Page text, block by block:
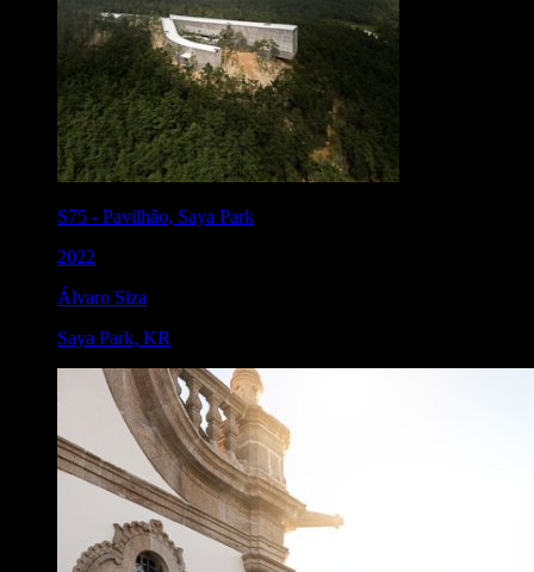
S75 - Pavilhão, Saya Park
2022
Álvaro Siza
Saya Park, KR